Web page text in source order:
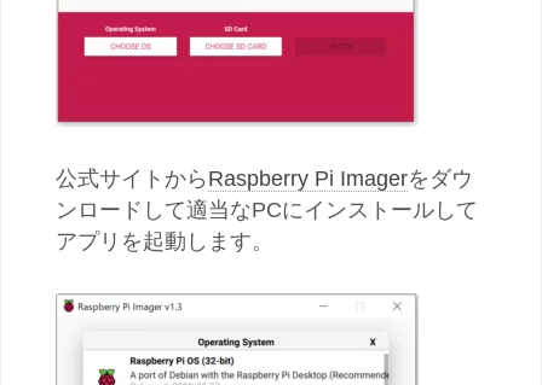
公式サイトから Raspberry Pi Imagerをダウ
ンロードして適当なPCにインストールして
アプリを起動します。